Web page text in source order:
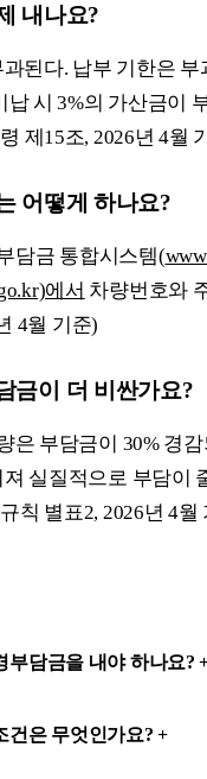
내나요?
된다. 납부 기한은
납 시 3%의 가산금이
제15조, 2026년 4월
어떻게 하나요?
담금 통합시스템(
에서 차량번호와
4월 기준)
금이 더 비싼가요?
은 부담금이 30% 경
실질적으로 부담이
칙 별표2, 2026년 4월
부담금을 내야 하나요?
건은 무엇인가요?